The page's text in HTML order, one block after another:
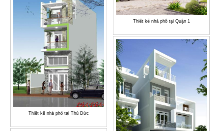
Thiết kế nhà phố tại Thủ Đức
Thiết kế nhà phố tại Quận 1